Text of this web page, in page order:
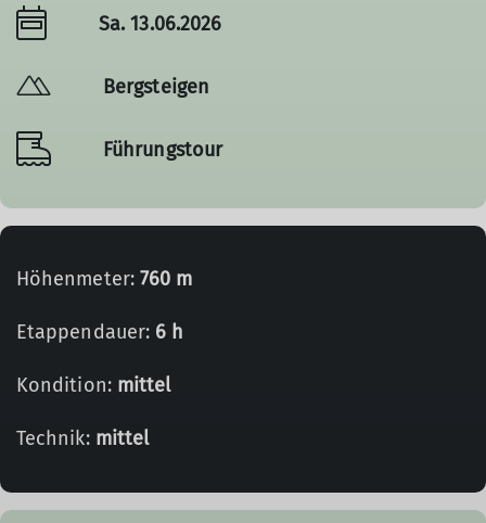
Sa. 13.06.2026
Bergsteigen
Führungstour
Höhenmeter: 760 m
Etappendauer: 6 h
Kondition: mittel
Technik: mittel